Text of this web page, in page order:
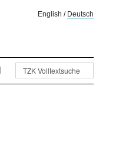
English / Deutsch